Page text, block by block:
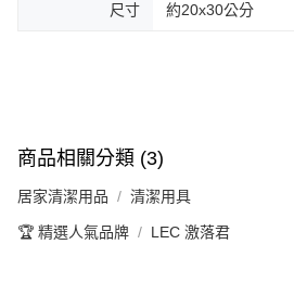
尺寸 約20x30公分
商品相關分類 (3)
居家清潔用品 清潔用具
🏆 精選人氣品牌 LEC 激落君